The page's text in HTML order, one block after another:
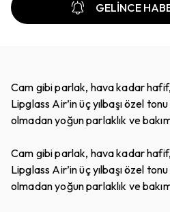
GELİNCE
Cam gibi parlak, hava kadar hafif,
Lipglass Air’in üç yılbaşı özel
olmadan yoğun parlaklık ve
Cam gibi parlak, hava kadar hafif,
Lipglass Air’in üç yılbaşı özel
olmadan yoğun parlaklık ve